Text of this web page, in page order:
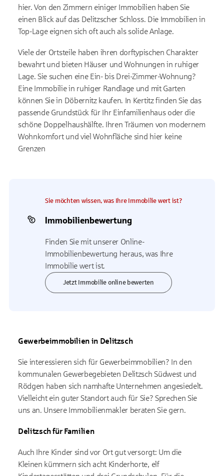
hier. Von den Zimmern einiger Immobilien haben Sie
einen Blick auf das Delitzscher Schloss. Die Immobilien in
Top-Lage eignen sich oft auch als solide Anlage.
Viele der Ortsteile haben ihren dorftypischen Charakter
bewahrt und bieten Häuser und Wohnungen in ruhiger
Lage. Sie suchen eine Ein- bis Drei-Zimmer-Wohnung?
Eine Immobilie in ruhiger Randlage und mit Garten
können Sie in Döbernitz kaufen. In Kertitz finden Sie das
passende Grundstück für Ihr Einfamilienhaus oder die
schöne Doppelhaushälfte. Ihren Träumen von modernem
Wohnkomfort und viel Wohnfläche sind hier keine
Grenzen
Sie möchten wissen, was Ihre Immobilie wert ist?
Immobilienbewertung
Finden Sie mit unserer Online-
Immobilienbewertung heraus, was Ihre
Immobilie wert ist.
Jetzt Immobilie online bewerten
Gewerbeimmobilien in Delitzsch
Sie interessieren sich für Gewerbeimmobilien? In den
kommunalen Gewerbegebieten Delitzsch Südwest und
Rödgen haben sich namhafte Unternehmen angesiedelt.
Vielleicht ein guter Standort auch für Sie? Sprechen Sie
uns an. Unsere Immobilienmakler beraten Sie gern.
Delitzsch für Familien
Auch Ihre Kinder sind vor Ort gut versorgt: Um die
Kleinen kümmern sich acht Kinderhorte, elf